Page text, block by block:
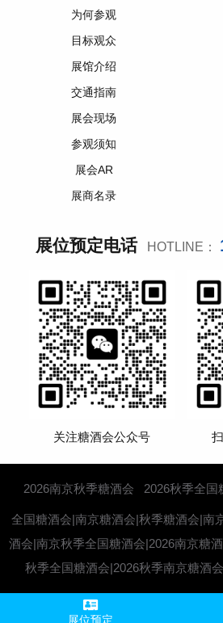
为何参观
目标观众
展馆介绍
交通指南
展会现场
参观须知
展会AR
展商名录
展位预定电话 HOTLINE：
关注糖酒会公众号
2026南京秋季糖酒会 2026秋季全国
全国糖酒会|南京糖酒会|秋季糖酒会|南
酒会|南京秋季全国糖酒会|2026南京糖
秋季全国糖酒会|2026秋季南京糖酒
展位预定